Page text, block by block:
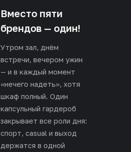
Вместо пяти
брендов — один!
Утром зал, днём
встречи, вечером ужин
— и в каждый момент
«нечего надеть», хотя
шкаф полный. Один
капсульный гардероб
закрывает все роли дня:
спорт, casual и выход
держатся в одной